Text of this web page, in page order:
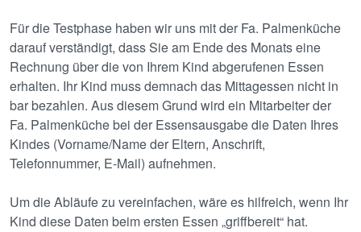
Für die Testphase haben wir uns mit der Fa. Palmenküche
darauf verständigt, dass Sie am Ende des Monats eine
Rechnung über die von Ihrem Kind abgerufenen Essen
erhalten. Ihr Kind muss demnach das Mittagessen nicht in
bar bezahlen. Aus diesem Grund wird ein Mitarbeiter der
Fa. Palmenküche bei der Essensausgabe die Daten Ihres
Kindes (Vorname/Name der Eltern, Anschrift,
Telefonnummer, E-Mail) aufnehmen.
Um die Abläufe zu vereinfachen, wäre es hilfreich, wenn Ihr
Kind diese Daten beim ersten Essen „griffbereit“ hat.